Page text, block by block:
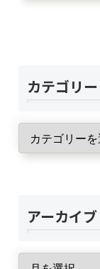
カテゴリー
アーカイブ